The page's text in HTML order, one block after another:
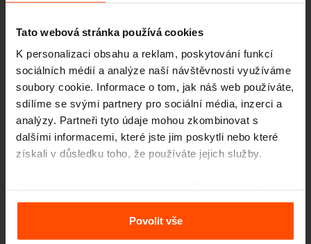
Tato webová stránka používá cookies
K personalizaci obsahu a reklam, poskytování funkcí
sociálních médií a analýze naší návštěvnosti využíváme
soubory cookie. Informace o tom, jak náš web používáte,
sdílíme se svými partnery pro sociální média, inzerci a
analýzy. Partneři tyto údaje mohou zkombinovat s
dalšími informacemi, které jste jim poskytli nebo které
získali v důsledku toho, že používáte jejich služby.
osobních údajů.
Povolit vše
Parková lavička s opěradlem a
područkami
ocelová konstrukce, sedák i opěradlo z masivních desek a lamel, ocelové
područky